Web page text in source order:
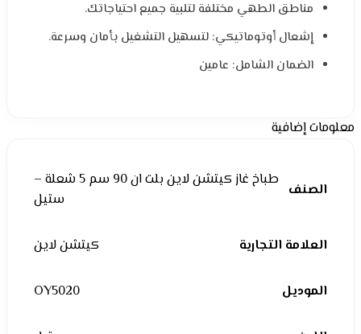
مناطق الطهي مختلفة لتلبية جميع احتياجاتك.
إشعال أوتوماتيكي: لتسهيل التشغيل بأمان وسرعة.
الضمان الشامل: عامين
معلومات إضافية
الصنف
طباخ غاز كيتشن لاين بلت ان 90 سم 5 شعلة –
ستيل
العلامة التجارية كيتشن لاين
الموديل OY5020